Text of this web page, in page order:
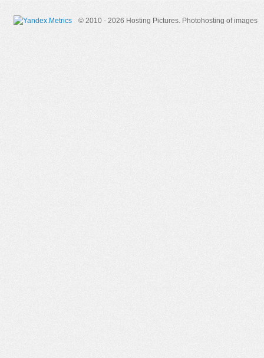
© 2010 - 2026 Hosting Pictures. Photohosting of images